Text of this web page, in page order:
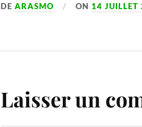
DEARASMO ON 14 JUILLET
Laisser un